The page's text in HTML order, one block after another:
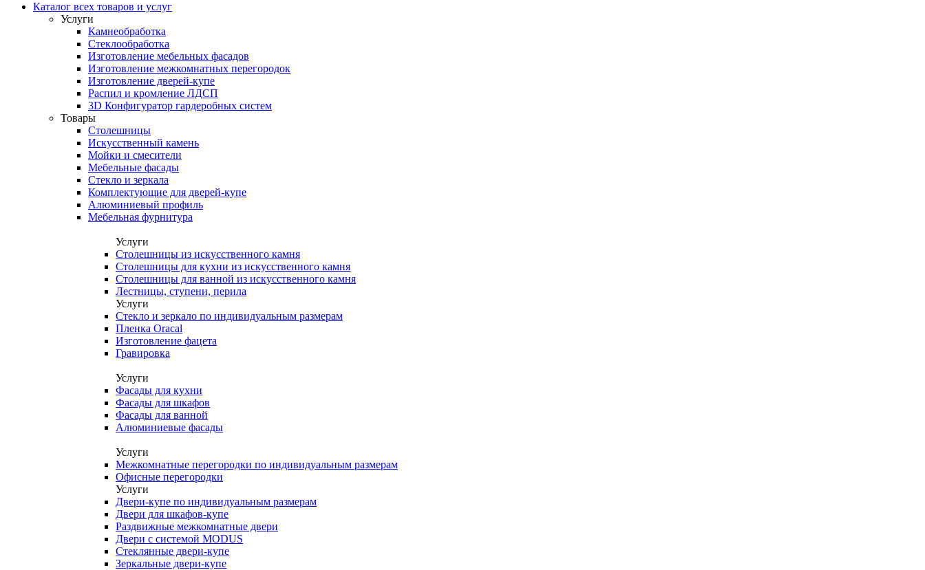
Каталог всех товаров и услуг
Услуги
Камнеобработка
Стеклообработка
Изготовление мебельных фасадов
Изготовление межкомнатных перегородок
Изготовление дверей-купе
Распил и кромление ЛДСП
3D Конфигуратор гардеробных систем
Товары
Столешницы
Искусственный камень
Мойки и смесители
Мебельные фасады
Стекло и зеркала
Комплектующие для дверей-купе
Алюминиевый профиль
Мебельная фурнитура
Услуги
Столешницы из искусственного камня
Столешницы для кухни из искусственного камня
Столешницы для ванной из искусственного камня
Лестницы, ступени, перила
Услуги
Стекло и зеркало по индивидуальным размерам
Пленка Oracal
Изготовление фацета
Гравировка
Услуги
Фасады для кухни
Фасады для шкафов
Фасады для ванной
Алюминиевые фасады
Услуги
Межкомнатные перегородки по индивидуальным размерам
Офисные перегородки
Услуги
Двери-купе по индивидуальным размерам
Двери для шкафов-купе
Раздвижные межкомнатные двери
Двери с системой MODUS
Стеклянные двери-купе
Зеркальные двери-купе